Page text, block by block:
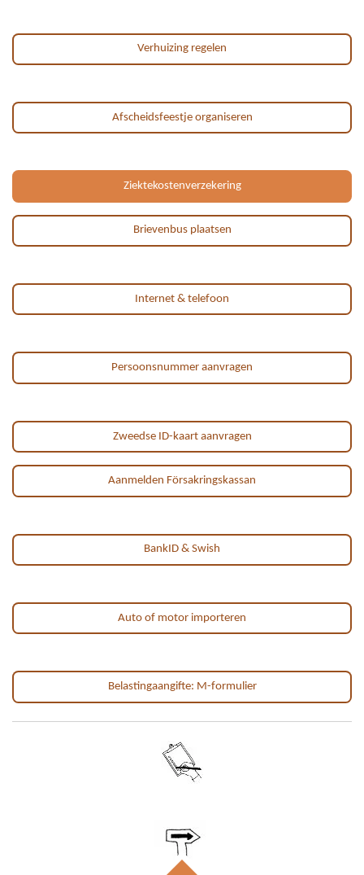
Verhuizing regelen
Afscheidsfeestje organiseren
Ziektekostenverzekering
Brievenbus plaatsen
Internet & telefoon
Persoonsnummer aanvragen
Zweedse ID-kaart aanvragen
Aanmelden Försakringskassan
BankID & Swish
Auto of motor importeren
Belastingaangifte: M-formulier